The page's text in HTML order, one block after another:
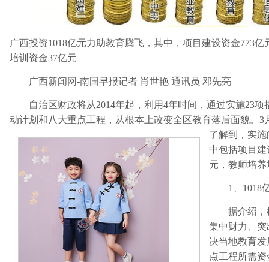
广西投资1018亿元力助教育腾飞，其中，项目建设资金773
培训资金37亿元
广西新闻网-南国早报记者 肖世艳 通讯员 邓先亮
自治区财政将从2014年起，利用4年时间，通过实施23项
动计划和八大重点工程，从根本上改变全区教育落后面貌。
了解到，实
中包括项目
元，教师培
1、1018亿
据介绍，根
集中财力、
决当地教育
点工程所需